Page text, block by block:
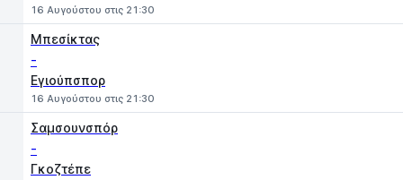
16 Αυγούστου στις 21:30
Μπεσίκτας
-
Εγιούπσπορ
16 Αυγούστου στις 21:30
Σαμσουνσπόρ
-
Γκοζτέπε